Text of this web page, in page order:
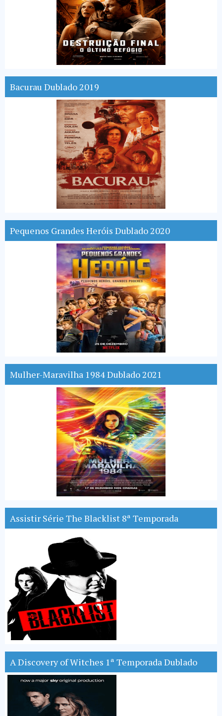
Bacurau Dublado 2019
Pequenos Grandes Heróis Dublado 2020
Mulher-Maravilha 1984 Dublado 2021
Assistir Série The Blacklist 8ª Temporada
A Discovery of Witches 1ª Temporada Dublado